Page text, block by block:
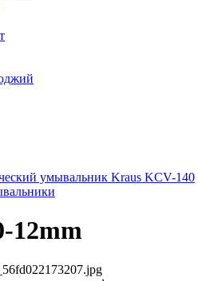
умывальник Kraus KCV-140
12mm